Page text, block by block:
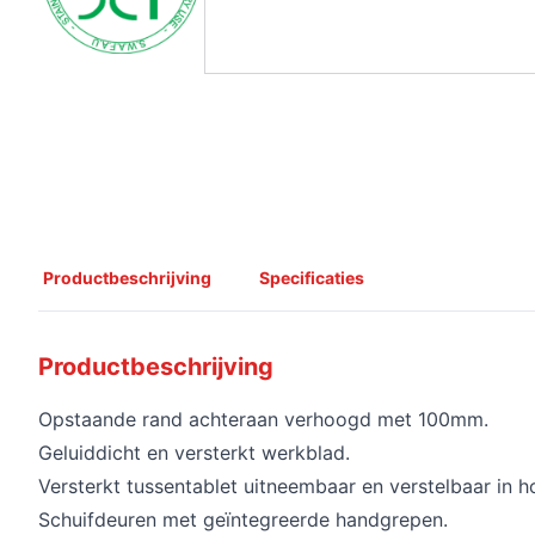
Productbeschrijving Specificaties
Productbeschrijving
Opstaande rand achteraan verhoogd met 100mm.
Geluiddicht en versterkt werkblad.
Versterkt tussentablet uitneembaar en verstelbaar in
Schuifdeuren met geïntegreerde handgrepen.